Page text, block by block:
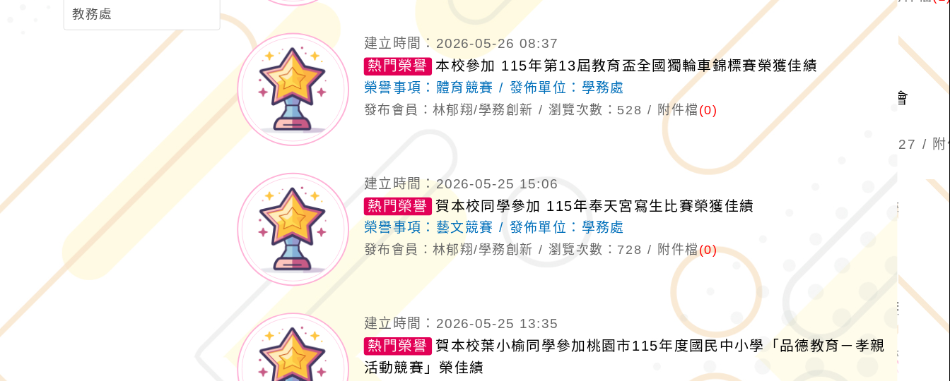
教務處
建立時間：2026-05-26 08:37
熱門榮譽 本校參加 115年第13屆教育盃全國獨輪車錦標賽榮獲佳績
榮譽事項： 體育競賽 發佈單位： 學務處
發布會員：林郁翔/學務創新 瀏覽次數：528 附件檔 (0)
建立時間：2026-05-25 15:06
熱門榮譽 賀本校同學參加 115年奉天宮寫生比賽榮獲佳績
榮譽事項： 藝文競賽 發佈單位： 學務處
發布會員：林郁翔/學務創新 瀏覽次數：728 附件檔(0)
建立時間：2026-05-25 13:35
熱門榮譽
賀本校葉小榆同學參加桃園市115年度國民中小學「品德教育－孝親
活動競賽」榮佳績